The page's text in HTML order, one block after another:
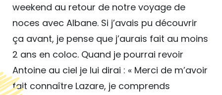
weekend au retour de notre voyage de
noces avec Albane. Si j’avais pu découvrir
ça avant, je pense que j’aurais fait au moins
2 ans en coloc. Quand je pourrai revoir
Antoine au ciel je lui dirai : « Merci de m’avoir
fait connaître Lazare, je comprends